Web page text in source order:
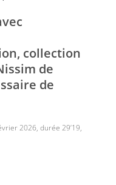
collection
de
de
2026, durée 29’19,